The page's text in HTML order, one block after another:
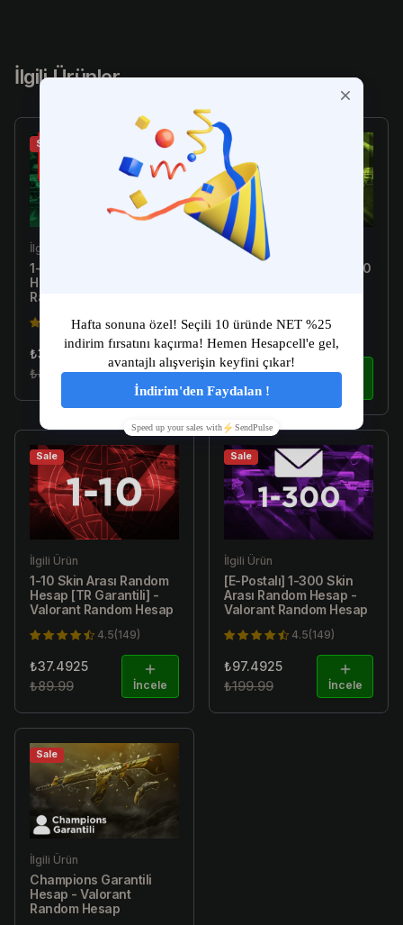
İlgili Ürünler
Sale
İlgili Ürün
1-10 Skin Arası Random
Hesap - Valorant
Random Hesap
4.5(149)
₺34.99
₺89.99
İncele
Sale
İlgili Ürün
[Türkiye E-Postalı] 1-300
4.5(149)
₺179.99
₺299.99
Sale
İlgili Ürün
1-10 Skin Arası Random
Hesap [TR Garantili] -
Valorant Random Hesap
4.5(149)
₺37.4925
₺89.99
İncele
Sale
İlgili Ürün
[E-Postalı] 1-300 Skin
Arası Random Hesap -
Valorant Random Hesap
4.5(149)
₺97.4925
₺199.99
İncele
Sale
İlgili Ürün
Champions Garantili
Hesap - Valorant
Random Hesap